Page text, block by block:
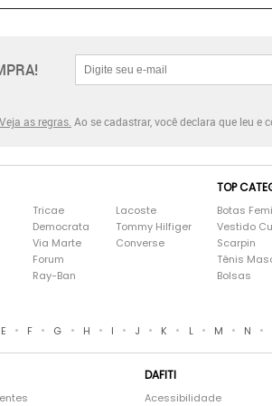
Veja as regras. Ao se cadastrar, você declara que leu e
Tricae
Democrata
Via Marte
Forum
Ray-Ban
Lacoste
Tommy Hilfiger
Converse
TOP
Botas
Vestido
Scarpin
Tênis
Bolsas
E • F • G • H • I • J • K • L • M • N •
DAFITI
Acessibilidade